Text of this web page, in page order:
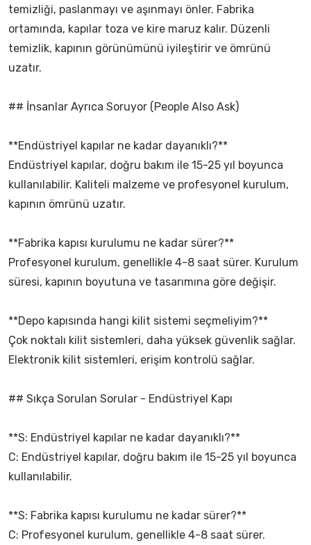
temizliği, paslanmayı ve aşınmayı önler. Fabrika
ortamında, kapılar toza ve kire maruz kalır. Düzenli
temizlik, kapının görünümünü iyileştirir ve ömrünü
uzatır.
## İnsanlar Ayrıca Soruyor (People Also Ask)
**Endüstriyel kapılar ne kadar dayanıklı?**
Endüstriyel kapılar, doğru bakım ile 15-25 yıl boyunca
kullanılabilir. Kaliteli malzeme ve profesyonel kurulum,
kapının ömrünü uzatır.
**Fabrika kapısı kurulumu ne kadar sürer?**
Profesyonel kurulum, genellikle 4-8 saat sürer. Kurulum
süresi, kapının boyutuna ve tasarımına göre değişir.
**Depo kapısında hangi kilit sistemi seçmeliyim?**
Çok noktalı kilit sistemleri, daha yüksek güvenlik sağlar.
Elektronik kilit sistemleri, erişim kontrolü sağlar.
## Sıkça Sorulan Sorular - Endüstriyel Kapı
**S: Endüstriyel kapılar ne kadar dayanıklı?**
C: Endüstriyel kapılar, doğru bakım ile 15-25 yıl boyunca
kullanılabilir.
**S: Fabrika kapısı kurulumu ne kadar sürer?**
C: Profesyonel kurulum, genellikle 4-8 saat sürer.